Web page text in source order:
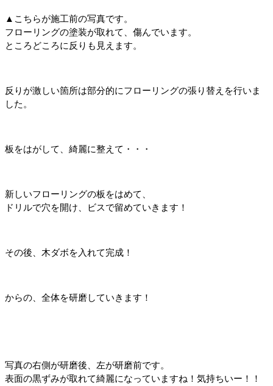
▲こちらが施工前の写真です。
フローリングの塗装が取れて、傷んでいます。
ところどころに反りも見えます。
反りが激しい箇所は部分的にフローリングの張り替えを行いま
した。
板をはがして、綺麗に整えて・・・
新しいフローリングの板をはめて、
ドリルで穴を開け、ビスで留めていきます！
その後、木ダボを入れて完成！
からの、全体を研磨していきます！
写真の右側が研磨後、左が研磨前です。
表面の黒ずみが取れて綺麗になっていますね！気持ちいー！！